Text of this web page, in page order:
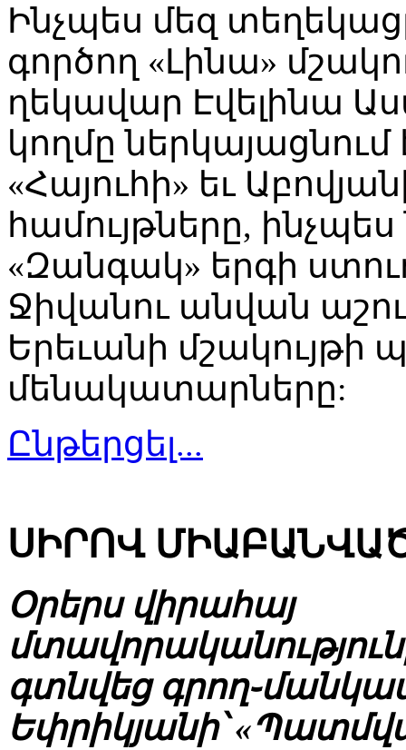
Ինչպես մեզ
գործող «Լինա»
ղեկավար Էվելինա
կողմը ներկայացնում
«Հայուհի» եւ
համույթները,
«Զանգակ» երգի
Ջիվանու անվան
Երեւանի
մենակատարները:
Ընթերցել...
ՍԻՐՈՎ
Օրերս վիրահայ
գտնվեց
Եփրիկյանի՝